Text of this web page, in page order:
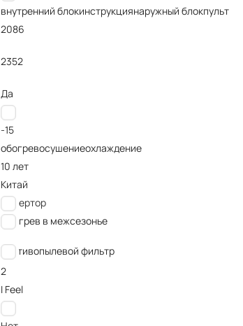
внутренний блокинструкциянаружный блокпульт
2086
2352
Да
Нет
-15
обогревосушениеохлаждение
10 лет
Китай
Инвертор
Обогрев в межсезонье
противопылевой фильтр
2
I Feel
Нет